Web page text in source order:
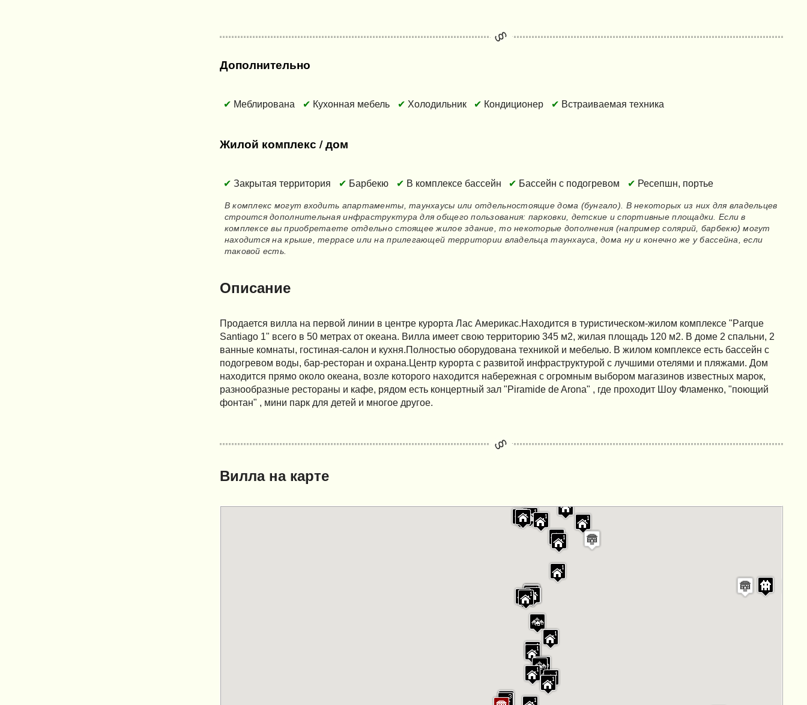
Дополнительно
Меблирована Кухонная мебель Холодильник Кондиционер Встраиваемая техника
Жилой комплекс / дом
Закрытая территория Барбекю В комплексе бассейн Бассейн с подогревом Ресепшн, портье
В комплекс могут входить апартаменты, таунхаусы или отдельностоящие дома (бунгало). В некоторых из них для владельцев
строится дополнительная инфраструктура для общего пользования: парковки, детские и спортивные площадки. Если в
комплексе вы приобретаете отдельно стоящее жилое здание, то некоторые дополнения (например солярий, барбекю) могут
находится на крыше, террасе или на прилегающей территории владельца таунхауса, дома ну и конечно же у бассейна, если
таковой есть.
Описание
Продается вилла на первой линии в центре курорта Лас Америкас.Находится в туристическом-жилом комплексе "Parque
Santiago 1" всего в 50 метрах от океана. Вилла имеет свою территорию 345 м2, жилая площадь 120 м2. В доме 2 спальни, 2
ванные комнаты, гостиная-салон и кухня.Полностью оборудована техникой и мебелью. В жилом комплексе есть бассейн с
подогревом воды, бар-ресторан и охрана.Центр курорта с развитой инфраструктурой с лучшими отелями и пляжами. Дом
находится прямо около океана, возле которого находится набережная c огромным выбором магазинов известных марок,
разнообразные рестораны и кафе, рядом есть концертный зал "Piramide de Arona" , где проходит Шоу Фламенко, "поющий
фонтан" , мини парк для детей и многое другое.
Вилла на карте